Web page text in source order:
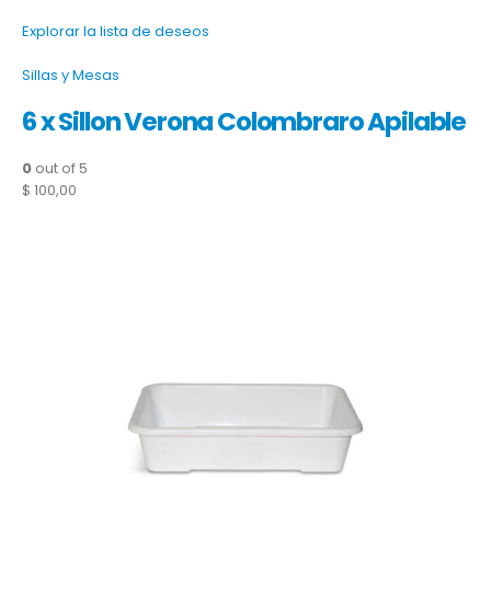
Explorar la lista de deseos
Sillas y Mesas
6 x Sillon Verona Colombraro Apilable
0 out of 5
$ 100,00